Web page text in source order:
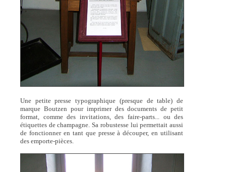
Une petite presse typographique (presque de table) de
marque Boutzen pour imprimer des documents de petit
format, comme des invitations, des faire-parts... ou des
étiquettes de champagne. Sa robustesse lui permettait aussi
de fonctionner en tant que presse à découper, en utilisant
des emporte-pièces.